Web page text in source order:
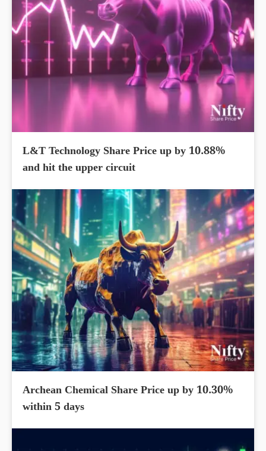
L&T Technology Share Price up by 10.88%
and hit the upper circuit
Archean Chemical Share Price up by 10.30%
within 5 days